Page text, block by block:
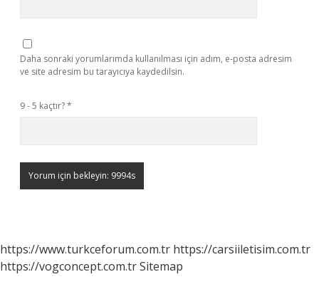
Daha sonraki yorumlarımda kullanılması için adım, e-posta adresim
ve site adresim bu tarayıcıya kaydedilsin.
9 - 5 kaçtır?*
https://www.turkceforum.com.tr https://carsiiletisim.com.tr
https://vogconcept.com.trSitemap